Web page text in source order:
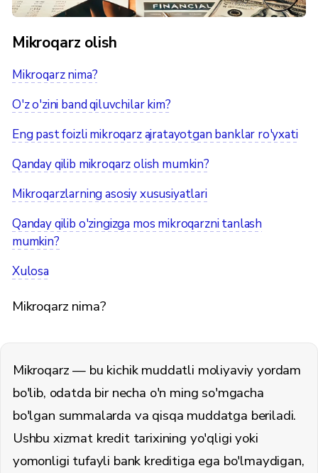
Mikroqarz olish
Mikroqarz nima?
O'z o'zini band qiluvchilar kim?
Eng past foizli mikroqarz ajratayotgan banklar ro'yxati
Qanday qilib mikroqarz olish mumkin?
Mikroqarzlarning asosiy xususiyatlari
Qanday qilib o'zingizga mos mikroqarzni tanlash
mumkin?
Xulosa
Mikroqarz nima?
Mikroqarz — bu kichik muddatli moliyaviy yordam
bo'lib, odatda bir necha o'n ming so'mgacha
bo'lgan summalarda va qisqa muddatga beriladi.
Ushbu xizmat kredit tarixining yo'qligi yoki
yomonligi tufayli bank kreditiga ega bo'lmaydigan,